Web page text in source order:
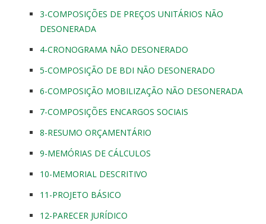
3-COMPOSIÇÕES DE PREÇOS UNITÁRIOS NÃO
DESONERADA
4-CRONOGRAMA NÃO DESONERADO
5-COMPOSIÇÃO DE BDI NÃO DESONERADO
6-COMPOSIÇÃO MOBILIZAÇÃO NÃO DESONERADA
7-COMPOSIÇÕES ENCARGOS SOCIAIS
8-RESUMO ORÇAMENTÁRIO
9-MEMÓRIAS DE CÁLCULOS
10-MEMORIAL DESCRITIVO
11-PROJETO BÁSICO
12-PARECER JURÍDICO